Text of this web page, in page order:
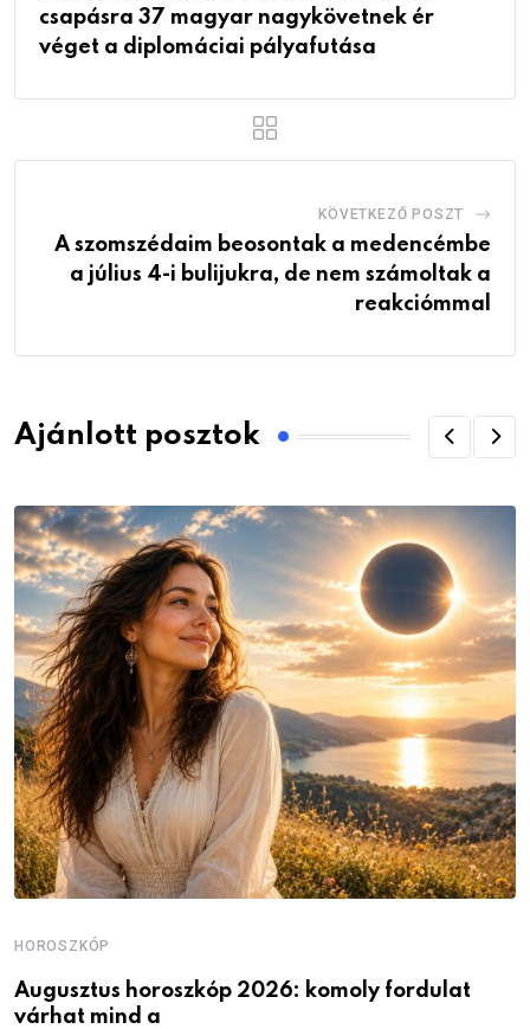
csapásra 37 magyar nagykövetnek ér
véget a diplomáciai pályafutása
KÖVETKEZŐ POSZT
A szomszédaim beosontak a medencémbe
a július 4-i bulijukra, de nem számoltak a
reakciómmal
Ajánlott posztok
HOROSZKÓP
Augusztus horoszkóp 2026: komoly fordulat
várhat mind a